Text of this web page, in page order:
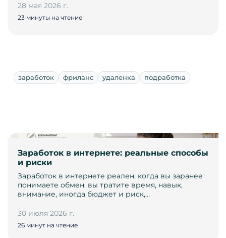
28 мая 2026 г.
23 минуты на чтение
заработок фриланс удаленка подработка
Заработок в интернете: реальные способы
и риски
Заработок в интернете реален, когда вы заранее
понимаете обмен: вы тратите время, навык,
внимание, иногда бюджет и риск,…
30 июля 2026 г.
26 минут на чтение